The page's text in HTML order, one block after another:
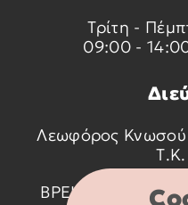
Τρίτη -
09:00 -
Λεωφόρος Κνωσού
ΒΡΕΙΤΕ ΜΑΣ ΣΤΟ